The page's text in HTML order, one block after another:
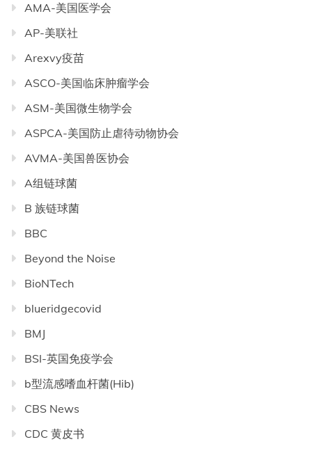
AMA-美国医学会
AP-美联社
Arexvy疫苗
ASCO-美国临床肿瘤学会
ASM-美国微生物学会
ASPCA-美国防止虐待动物协会
AVMA-美国兽医协会
A组链球菌
B 族链球菌
BBC
Beyond the Noise
BioNTech
blueridgecovid
BMJ
BSI-英国免疫学会
b型流感嗜血杆菌(Hib)
CBS News
CDC 黄皮书